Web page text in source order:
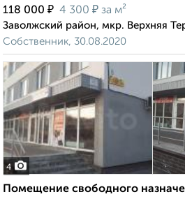
118 000 ₽ 4 300 ₽ за м²
Заволжский район, мкр. Верхняя
Собственник, 30.08.2020
4
Помещение свободного